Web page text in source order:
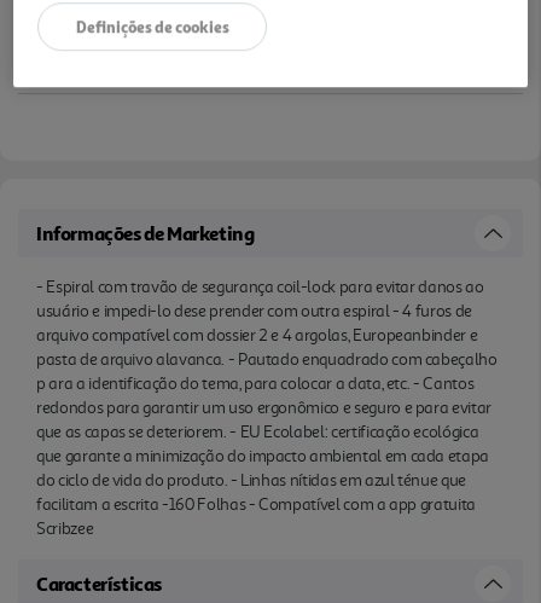
produto. - Linhas nítidas em azul ténue que
facilitam a escrita -160 Folhas - Compatível com a
app gratuita Scribzee
Informações de Marketing
- Espiral com travão de segurança coil-lock para evitar danos ao
usuário e impedi-lo dese prender com outra espiral - 4 furos de
arquivo compatível com dossier 2 e 4 argolas, Europeanbinder e
pasta de arquivo alavanca. - Pautado enquadrado com cabeçalho
p ara a identificação do tema, para colocar a data, etc. - Cantos
redondos para garantir um uso ergonômico e seguro e para evitar
que as capas se deteriorem. - EU Ecolabel: certificação ecológica
que garante a minimização do impacto ambiental em cada etapa
do ciclo de vida do produto. - Linhas nítidas em azul ténue que
facilitam a escrita -160 Folhas - Compatível com a app gratuita
Scribzee
Características
Definições de cookies